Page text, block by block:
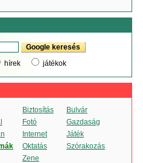
hírek játékok
Biztosítás
Bulvár
Fotó
Gazdaság
Internet
Játék
Oktatás
Szórakozás
Zene